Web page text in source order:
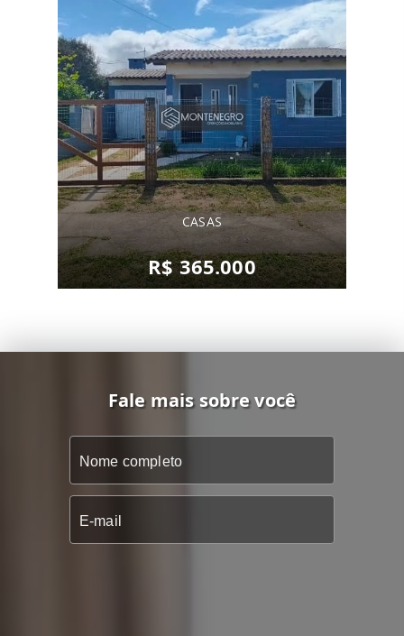
CASAS
R$ 365.000
Fale mais sobre você